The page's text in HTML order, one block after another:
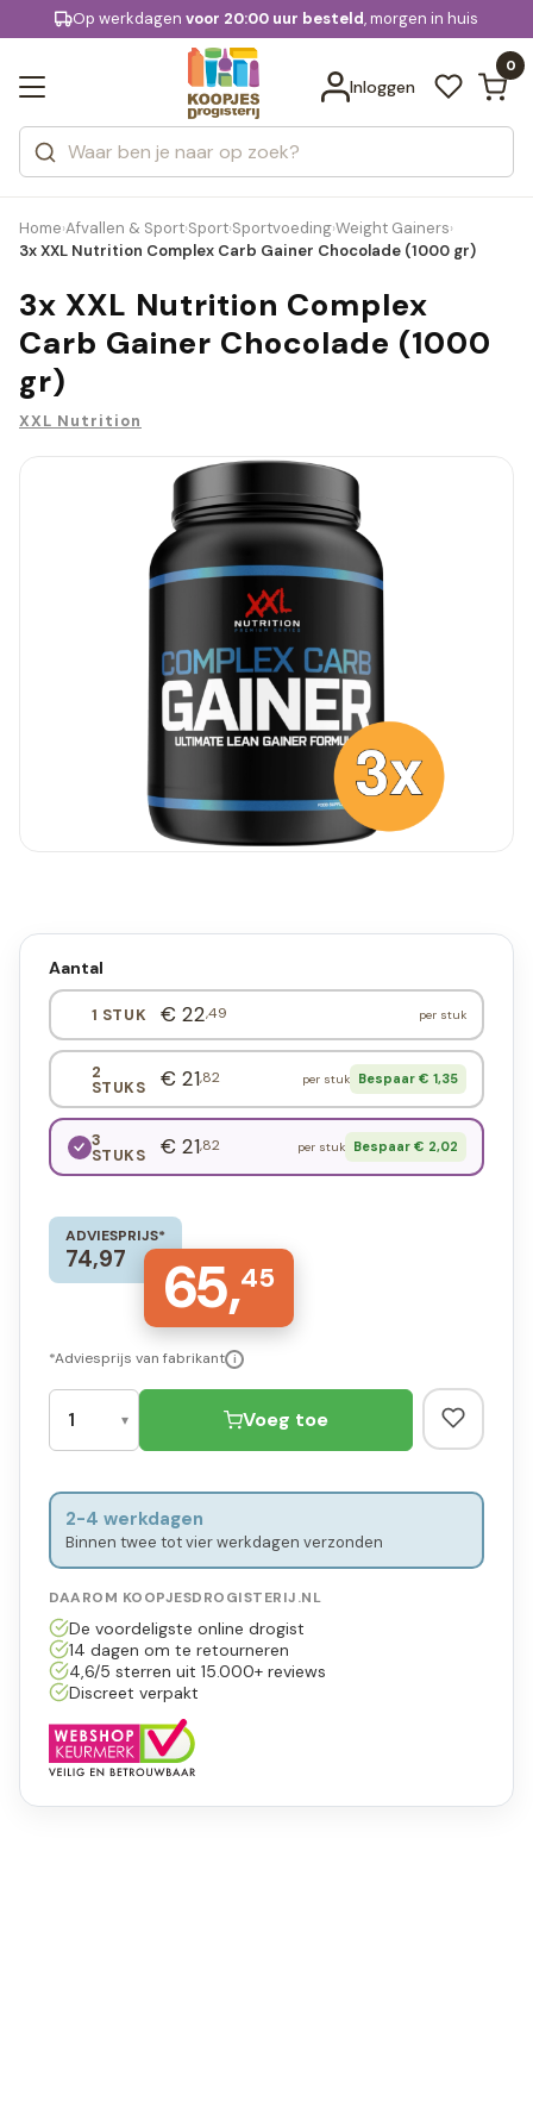
Gratis bezorging
KD.
extra
Op werkdagenvoor 20:00 uur besteld, morgen in huis
Inloggen
0
Zoeken
Categorieën
Merken
Bekijk alle resultaten
Home›Afvallen & Sport›Sport›Sportvoeding›Weight Gainers›
3x XXL Nutrition Complex Carb Gainer Chocolade (1000 gr)
3x XXL Nutrition Complex
Carb Gainer Chocolade (1000
gr)
XXL Nutrition
Aantal
1 STUK € 22,49 per stuk
2
STUKS € 21,82 per stuk Bespaar € 1,35
3
STUKS € 21,82 per stuk Bespaar € 2,02
ADVIESPRIJS*
74,97 65,45
*Adviesprijs van fabrikant i
Voeg toe
2-4 werkdagen
Binnen twee tot vier werkdagen verzonden
DAAROM KOOPJESDROGISTERIJ.NL
De voordeligste online drogist
14 dagen om te retourneren
4,6/5 sterren uit 15.000+ reviews
Discreet verpakt